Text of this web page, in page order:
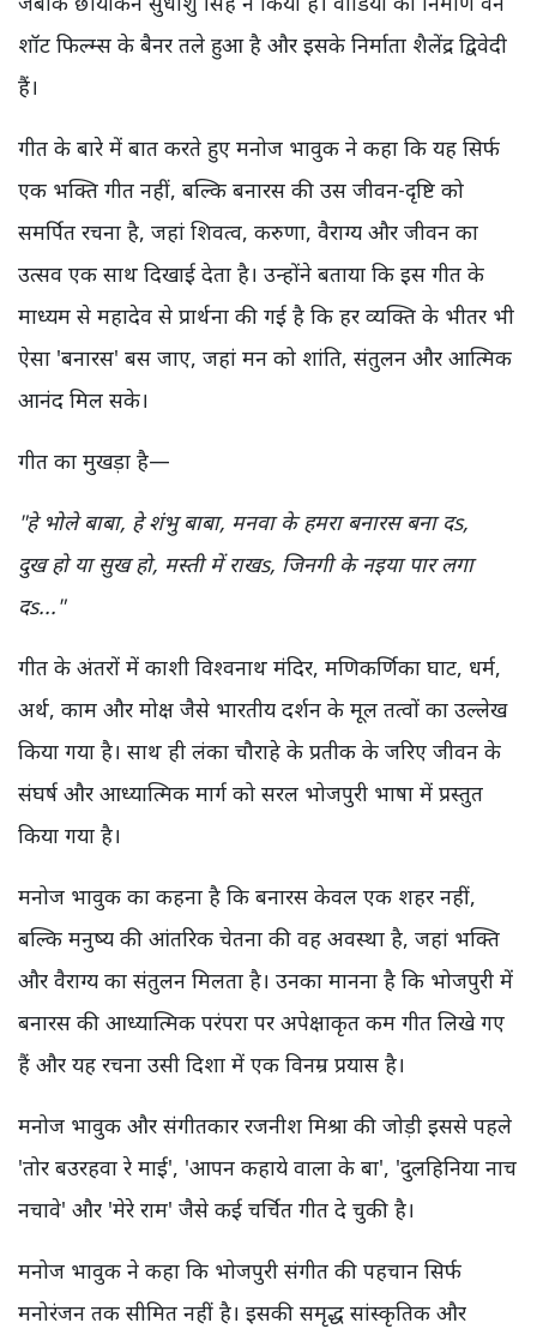
शॉट फिल्म्स के बैनर तले हुआ है और इसके निर्माता शैलेंद्र द्विवेदी
हैं।
गीत के बारे में बात करते हुए मनोज भावुक ने कहा कि यह सिर्फ
एक भक्ति गीत नहीं, बल्कि बनारस की उस जीवन-दृष्टि को
समर्पित रचना है, जहां शिवत्व, करुणा, वैराग्य और जीवन का
उत्सव एक साथ दिखाई देता है। उन्होंने बताया कि इस गीत के
माध्यम से महादेव से प्रार्थना की गई है कि हर व्यक्ति के भीतर भी
ऐसा 'बनारस' बस जाए, जहां मन को शांति, संतुलन और आत्मिक
आनंद मिल सके।
गीत का मुखड़ा है—
"हे भोले बाबा, हे शंभु बाबा, मनवा के हमरा बनारस बना दs,
दुख हो या सुख हो, मस्ती में राखs, जिनगी के नइया पार लगा
दs..."
गीत के अंतरों में काशी विश्वनाथ मंदिर, मणिकर्णिका घाट, धर्म,
अर्थ, काम और मोक्ष जैसे भारतीय दर्शन के मूल तत्वों का उल्लेख
किया गया है। साथ ही लंका चौराहे के प्रतीक के जरिए जीवन के
संघर्ष और आध्यात्मिक मार्ग को सरल भोजपुरी भाषा में प्रस्तुत
किया गया है।
मनोज भावुक का कहना है कि बनारस केवल एक शहर नहीं,
बल्कि मनुष्य की आंतरिक चेतना की वह अवस्था है, जहां भक्ति
और वैराग्य का संतुलन मिलता है। उनका मानना है कि भोजपुरी में
बनारस की आध्यात्मिक परंपरा पर अपेक्षाकृत कम गीत लिखे गए
हैं और यह रचना उसी दिशा में एक विनम्र प्रयास है।
मनोज भावुक और संगीतकार रजनीश मिश्रा की जोड़ी इससे पहले
'तोर बउरहवा रे माई', 'आपन कहाये वाला के बा', 'दुलहिनिया नाच
नचावे' और 'मेरे राम' जैसे कई चर्चित गीत दे चुकी है।
मनोज भावुक ने कहा कि भोजपुरी संगीत की पहचान सिर्फ
मनोरंजन तक सीमित नहीं है। इसकी समृद्ध सांस्कृतिक और